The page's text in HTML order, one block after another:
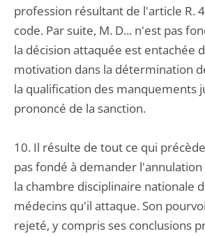
profession résultant de l'article R.
code. Par suite, M. D... n'est pas
la décision attaquée est entachée
motivation dans la détermination
la qualification des manquements
prononcé de la sanction.
10. Il résulte de tout ce qui
pas fondé à demander l'annulation
la chambre disciplinaire nationale
médecins qu'il attaque. Son
rejeté, y compris ses conclusions